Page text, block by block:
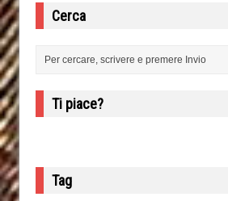
Cerca
Ti piace?
Tag